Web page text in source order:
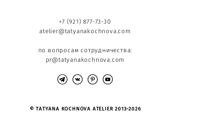
+7 (921) 877-73-30
atelier@tatyanakochnova.com
по вопросам сотрудничества:
pr@tatyanakochnova.com
© TATYANA KOCHNOVA ATELIER 2013-2026